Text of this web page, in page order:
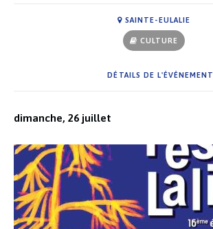
SAINTE-EULALIE
CULTURE
DÉTAILS DE L'ÉVÉNEMENT
dimanche, 26 juillet